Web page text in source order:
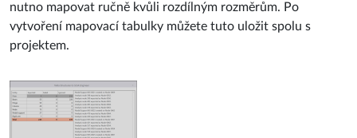
nutno mapovat ručně kvůli rozdílným rozměrům. Po
vytvoření mapovací tabulky můžete tuto uložit spolu s
projektem.